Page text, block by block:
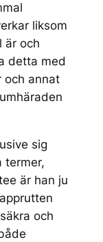
liksom
är och
detta med
och annat
sig
termer,
är han ju
och